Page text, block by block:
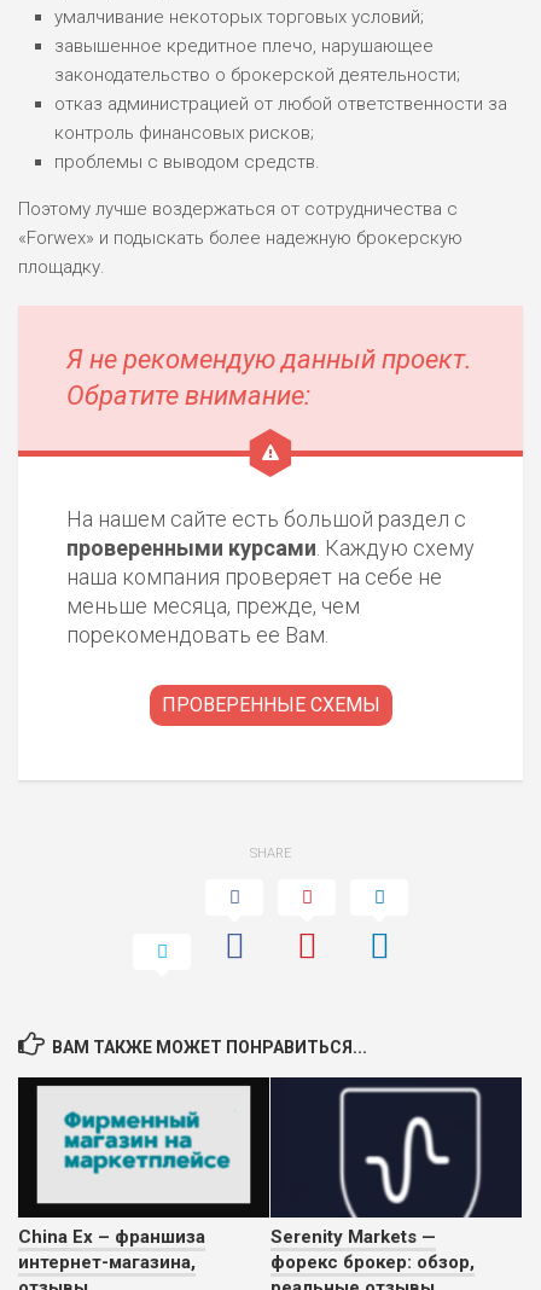
умалчивание некоторых торговых условий;
завышенное кредитное плечо, нарушающее
законодательство о брокерской деятельности;
отказ администрацией от любой ответственности за
контроль финансовых рисков;
проблемы с выводом средств.
Поэтому лучше воздержаться от сотрудничества с
«Forwex» и подыскать более надежную брокерскую
площадку.
Я не рекомендую данный проект.
Обратите внимание:
На нашем сайте есть большой раздел с
проверенными курсами . Каждую схему
наша компания проверяет на себе не
меньше месяца, прежде, чем
порекомендовать ее Вам.
ПРОВЕРЕННЫЕ СХЕМЫ
SHARE
ВАМ ТАКЖЕ МОЖЕТ ПОНРАВИТЬСЯ...
China Ex – франшиза
интернет-магазина,
Serenity Markets —
форекс брокер: обзор,